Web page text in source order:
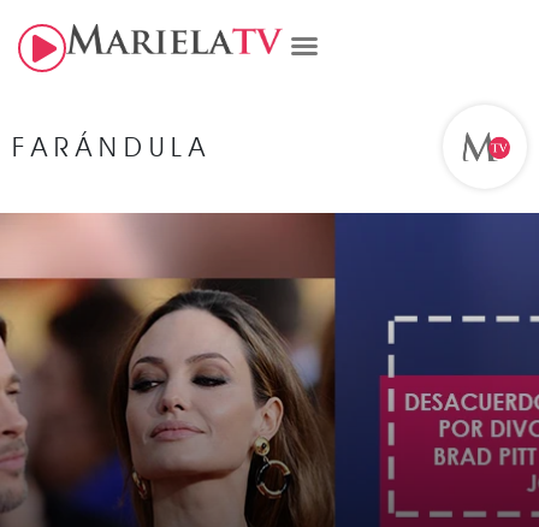
FARÁNDULA